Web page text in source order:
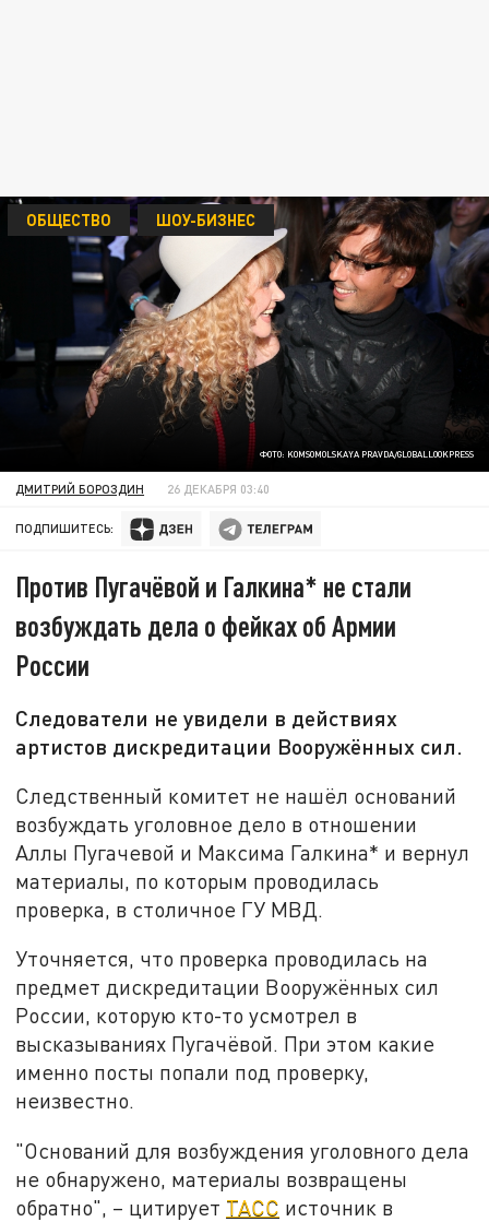
ФОТО: KOMSOMOLSKAYA PRAVDA/GLOBALLOOKPRESS
ОБЩЕСТВО ШОУ-БИЗНЕС
ДМИТРИЙ БОРОЗДИН 26 ДЕКАБРЯ 03:40
ПОДПИШИТЕСЬ:
Против Пугачёвой и Галкина* не стали
возбуждать дела о фейках об Армии
России
Следователи не увидели в действиях
артистов дискредитации Вооружённых сил.
Следственный комитет не нашёл оснований
возбуждать уголовное дело в отношении
Аллы Пугачевой и Максима Галкина* и вернул
материалы, по которым проводилась
проверка, в столичное ГУ МВД.
Уточняется, что проверка проводилась на
предмет дискредитации Вооружённых сил
России, которую кто-то усмотрел в
высказываниях Пугачёвой. При этом какие
именно посты попали под проверку,
неизвестно.
"Оснований для возбуждения уголовного дела
не обнаружено, материалы возвращены
обратно", – цитирует ТАСС источник в